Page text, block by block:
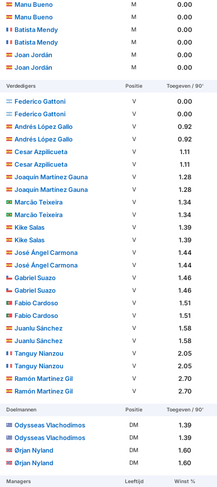
Manu Bueno
M
0.00
Manu Bueno
M
0.00
Batista Mendy
M
0.00
Batista Mendy
M
0.00
Joan Jordán
M
0.00
Joan Jordán
M 0.00
Verdedigers Positie Toegeven / 90'
Federico Gattoni V
0.00
Federico Gattoni
V
0.00
Andrés López Gallo
V
0.92
Andrés López Gallo
V
0.92
Cesar Azpilicueta
V
1.11
Cesar Azpilicueta
V
1.11
Joaquín Martínez Gauna
V
1.28
Joaquín Martínez Gauna
V
1.28
Marcão Teixeira
V
1.34
Marcão Teixeira
V
1.34
Kike Salas
V
1.39
Kike Salas
V
1.39
José Ángel Carmona
V
1.44
José Ángel Carmona
V
1.44
Gabriel Suazo
V
1.46
Gabriel Suazo
V
1.46
Fabio Cardoso
V
1.51
Fabio Cardoso
V
1.51
Juanlu Sánchez
V
1.58
Juanlu Sánchez
V
1.58
Tanguy Nianzou
V
2.05
Tanguy Nianzou
V
2.05
Ramón Martinez Gil
V
2.70
Ramón Martinez Gil
V 2.70
Doelmannen Positie Toegeven / 90'
Odysseas Vlachodimos DM
1.39
Odysseas Vlachodimos
DM
1.39
Ørjan Nyland
DM
1.60
Ørjan Nyland
DM 1.60
Managers Leeftijd Winst %